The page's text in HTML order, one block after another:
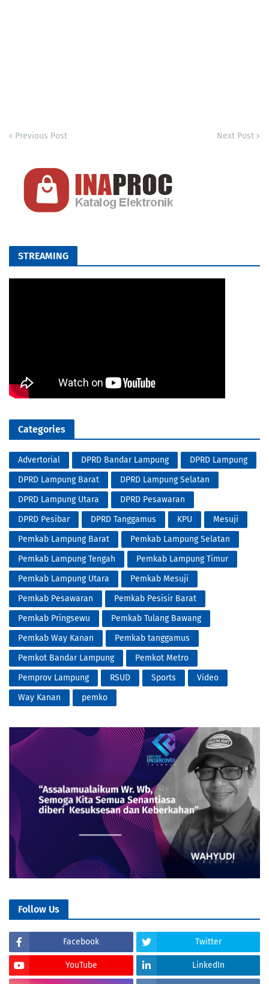
Previous Post Next Post
STREAMING
Categories
Advertorial DPRD Bandar Lampung
DPRD Lampung
DPRD Lampung Barat
DPRD Lampung Selatan
DPRD Lampung Utara
DPRD Pesawaran
DPRD Pesibar
DPRD Tanggamus KPU
Mesuji
Pemkab Lampung Barat
Pemkab Lampung Selatan
Pemkab Lampung Tengah
Pemkab Lampung Timur
Pemkab Lampung Utara
Pemkab Mesuji
Pemkab Pesawaran
Pemkab Pesisir Barat
Pemkab Pringsewu
Pemkab Tulang Bawang
Pemkab Way Kanan
Pemkab tanggamus
Pemkot Bandar Lampung
Pemkot Metro
Pemprov Lampung
RSUD Sports
Video
Way Kanan
pemko
Follow Us
Facebook Twitter
YouTube LinkedIn